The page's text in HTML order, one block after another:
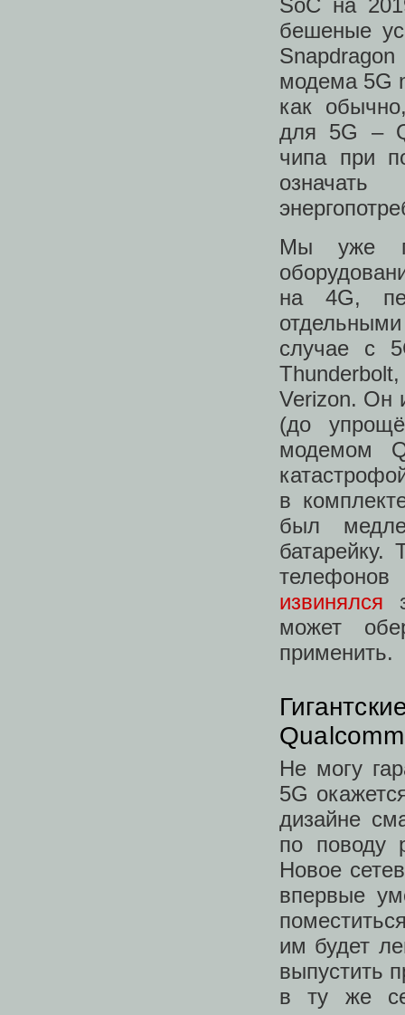
бешеные
модема 5G
как
для 5G –
чипа при
означать
Мы уже
на 4G,
случае с
Verizon. Он
(до
модемом
в
был
батарейку.
извинялся
может
применить.
Qualcomm
Не могу
5G
дизайне
по поводу
Новое
впервые
им будет
выпустить
в ту же